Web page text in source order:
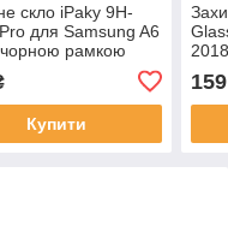
скло iPaky 9H-
для Samsung A6
чорною рамкою
Купити
159